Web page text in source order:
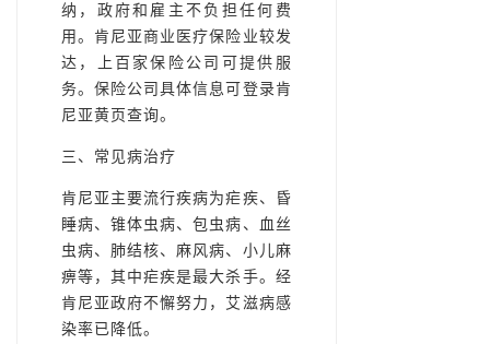
纳，政府和雇主不负担任何费
用。肯尼亚商业医疗保险业较发
达，上百家保险公司可提供服
务。保险公司具体信息可登录肯
尼亚黄页查询。
三、常见病治疗
肯尼亚主要流行疾病为疟疾、昏
睡病、锥体虫病、包虫病、血丝
虫病、肺结核、麻风病、小儿麻
痹等，其中疟疾是最大杀手。经
肯尼亚政府不懈努力，艾滋病感
染率已降低。